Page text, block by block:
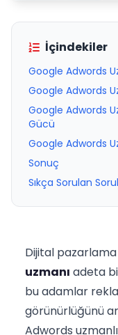
İçindekiler
Google Adwords
Google Adwords
Google Adwords
Gücü
Google Adwords
Sonuç
Sıkça Sorulan
Dijital pazarlama
uzmanı adeta
bu adamlar
görünürlüğünü
Adwords